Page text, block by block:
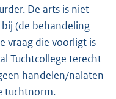
De arts is niet
(de behandeling
vraag die voorligt is
Tuchtcollege terecht
handelen/nalaten
tuchtnorm.